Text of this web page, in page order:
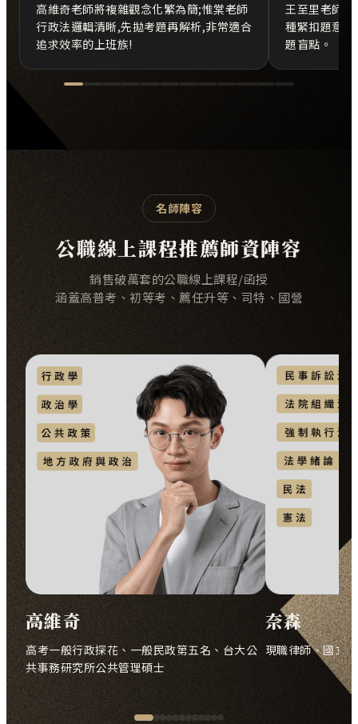
高維奇老師將複雜觀念化繁為簡;惟棠老師
行政法邏輯清晰,先拋考題再解析,非常適合
追求效率的上班族!
王至里老師
種緊扣題意
題盲點。
名師陣容
公職線上課程推薦師資陣容
銷售破萬套的公職線上課程/函授
涵蓋高普考、初等考、薦任升等、司特、國營
高維奇
行政學、政治學、公共政策、地方政府與政治
高考一般行政探花、一般民政第五名、台大公
共事務研究所公共管理碩士
奈森
法學緒論、
現職律師、國立